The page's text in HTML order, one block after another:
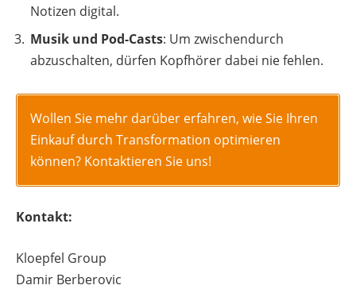
Notizen digital.
Musik und Pod-Casts: Um zwischendurch
abzuschalten, dürfen Kopfhörer dabei nie fehlen.
Wollen Sie mehr darüber erfahren, wie Sie Ihren
Einkauf durch Transformation optimieren
können? Kontaktieren Sie uns!
Kontakt:
Kloepfel Group
Damir Berberovic